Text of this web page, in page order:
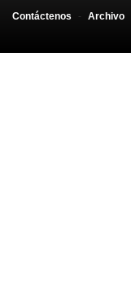
Contáctenos - Archivo